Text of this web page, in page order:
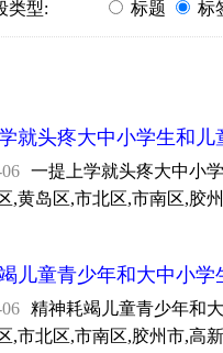
类型: 标题 标
就头疼大中小学生和儿
一提上学就头疼大中小
,黄岛区,市北区,市南区,胶
儿童青少年和大中小学
精神耗竭儿童青少年和
,市北区,市南区,胶州市,高